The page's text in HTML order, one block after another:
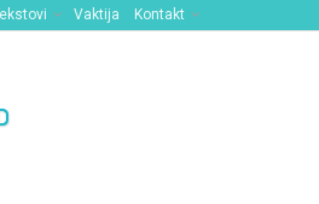
Vaktija Kontakt